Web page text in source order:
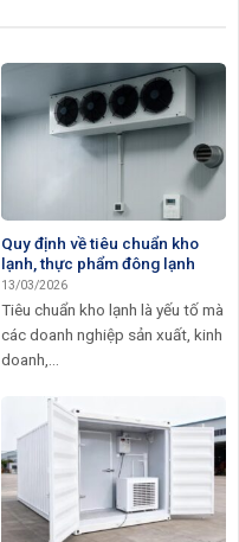
Quy định về tiêu chuẩn kho
lạnh, thực phẩm đông lạnh
13/03/2026
Tiêu chuẩn kho lạnh là yếu tố mà
các doanh nghiệp sản xuất, kinh
doanh,...